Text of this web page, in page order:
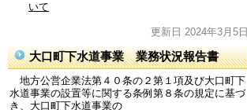
いて
更新日 2024年3月5日
大口町下水道事業 業務状況報告書
地方公営企業法第４０条の２第１項及び大口町下
水道事業の設置等に関する条例第８条の規定に基づ
き、大口町下水道事業の